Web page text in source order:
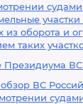
участки
из оборота и
таких
Президиума ВС
ВС